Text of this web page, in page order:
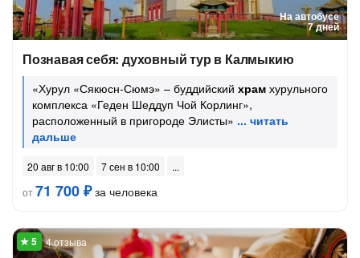
На автобусе
7 дней
Познавая себя: духовный тур в Калмыкию
«Хурул «Сякюсн-Сюмэ» – буддийский храм хурульного
комплекса «Геден Шеддуп Чой Корлинг»,
расположенный в пригороде Элисты»
20 авг в 10:00
7 сен в 10:00
от71 700 ₽за человека
4 отзыва